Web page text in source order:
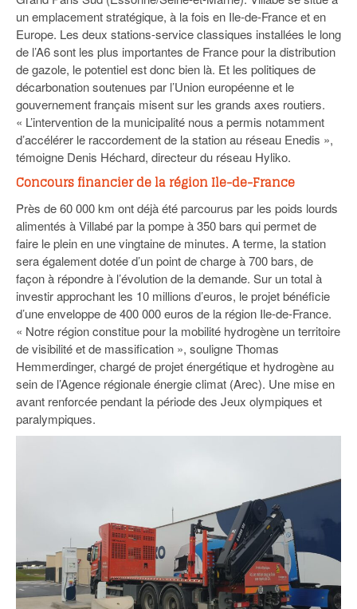
un emplacement stratégique, à la fois en Ile-de-France et en
Europe. Les deux stations-service classiques installées le long
de l’A6 sont les plus importantes de France pour la distribution
de gazole, le potentiel est donc bien là. Et les politiques de
décarbonation soutenues par l’Union européenne et le
gouvernement français misent sur les grands axes routiers.
« L’intervention de la municipalité nous a permis notamment
d’accélérer le raccordement de la station au réseau Enedis »,
témoigne Denis Héchard, directeur du réseau Hyliko.
Concours financier de la région Ile-de-France
Près de 60 000 km ont déjà été parcourus par les poids lourds
alimentés à Villabé par la pompe à 350 bars qui permet de
faire le plein en une vingtaine de minutes. A terme, la station
sera également dotée d’un point de charge à 700 bars, de
façon à répondre à l’évolution de la demande. Sur un total à
investir approchant les 10 millions d’euros, le projet bénéficie
d’une enveloppe de 400 000 euros de la région Ile-de-France.
« Notre région constitue pour la mobilité hydrogène un territoire
de visibilité et de massification », souligne Thomas
Hemmerdinger, chargé de projet énergétique et hydrogène au
sein de l’Agence régionale énergie climat (Arec). Une mise en
avant renforcée pendant la période des Jeux olympiques et
paralympiques.